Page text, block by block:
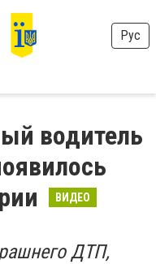
Рус
водитель
ВИДЕО
ДТП,